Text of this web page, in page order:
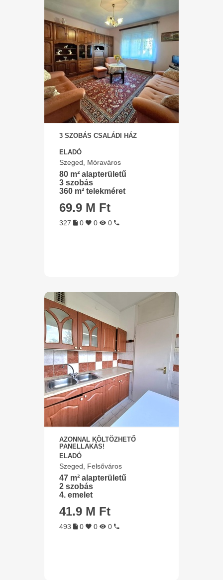
3 SZOBÁS CSALÁDI HÁZ
ELADÓ
Szeged, Móraváros
80 m² alapterületű
3 szobás
360 m² telekméret
69.9 M Ft
327 0 0 0
AZONNAL KÖLTÖZHETŐ
PANELLAKÁS!
ELADÓ
Szeged, Felsőváros
47 m² alapterületű
2 szobás
4. emelet
41.9 M Ft
493 0 0 0